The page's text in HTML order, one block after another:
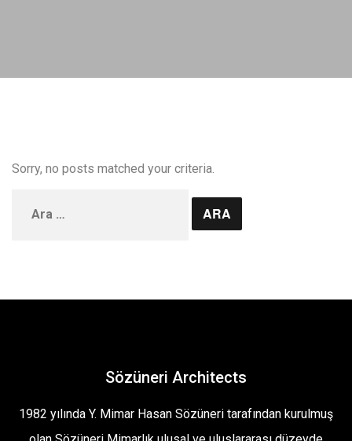
Sorry, no posts matched your criteria.
Sözüneri Architects
1982 yılında Y. Mimar Hasan Sözüneri tarafından kurulmuş